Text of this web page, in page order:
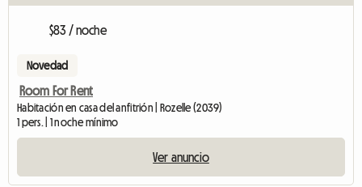
$83 / noche
Novedad
Room For Rent
Habitación en casa del anfitrión | Rozelle (2039)
1 pers. | 1 noche mínimo
Ver anuncio